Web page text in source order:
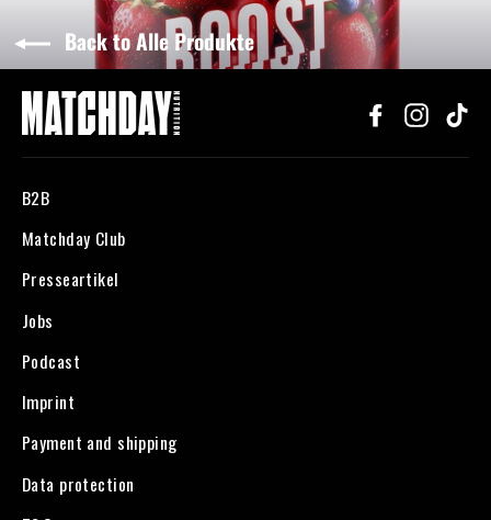
Back to Alle Produkte
Facebook
B2B
Matchday Club
Presseartikel
Jobs
Podcast
Imprint
Payment and shipping
Data protection